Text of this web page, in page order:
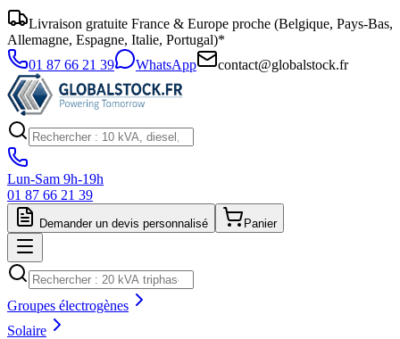
Livraison gratuite France & Europe proche (Belgique, Pays-Bas,
Allemagne, Espagne, Italie, Portugal)*
01 87 66 21 39
WhatsApp contact@globalstock.fr
Lun-Sam 9h-19h
01 87 66 21 39
Demander un devis personnalisé Panier
Groupes électrogènes
Solaire